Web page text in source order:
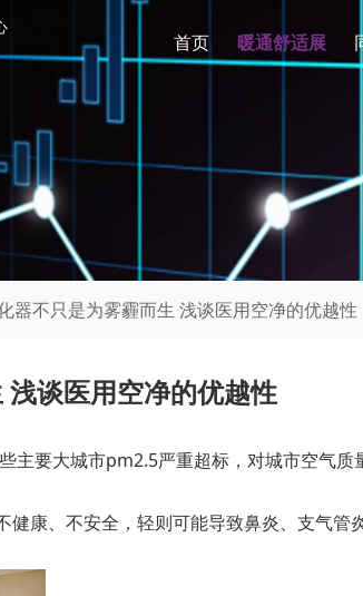
首页 暖通舒适展
器不只是为雾霾而生 浅谈医用空净的优越性
谈医用空净的优越性
主要大城市pm2.5严重超标，对城市空气质
康、不安全，轻则可能导致鼻炎、支气管